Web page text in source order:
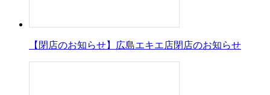
【閉店のお知らせ】広島エキエ店閉店のお知らせ